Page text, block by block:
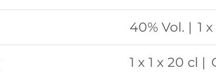
40% Vol. | 1
1 x 1 x 20 cl |